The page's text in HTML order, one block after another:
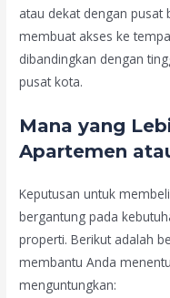
atau dekat dengan pusat
membuat akses ke
dibandingkan dengan
pusat kota.
Mana yang
Apartemen
Keputusan untuk
bergantung pada
properti. Berikut adalah
membantu Anda
menguntungkan: